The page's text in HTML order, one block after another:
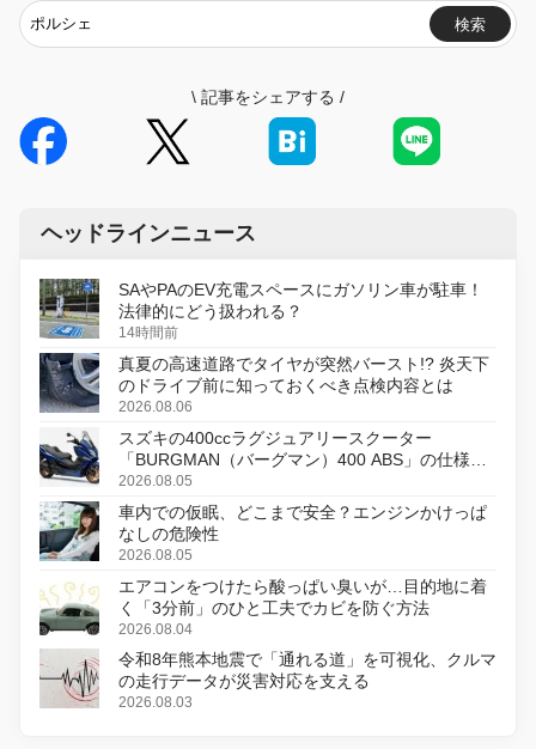
検索
\ 記事をシェアする /
ヘッドラインニュース
SAやPAのEV充電スペースにガソリン車が駐車！
法律的にどう扱われる？
14時間前
真夏の高速道路でタイヤが突然バースト!? 炎天下
のドライブ前に知っておくべき点検内容とは
2026.08.06
スズキの400ccラグジュアリースクーター
「BURGMAN（バーグマン）400 ABS」の仕様を
変更し、8月18日に発売
2026.08.05
車内での仮眠、どこまで安全？エンジンかけっぱ
なしの危険性
2026.08.05
エアコンをつけたら酸っぱい臭いが…目的地に着
く「3分前」のひと工夫でカビを防ぐ方法
2026.08.04
令和8年熊本地震で「通れる道」を可視化、クルマ
の走行データが災害対応を支える
2026.08.03